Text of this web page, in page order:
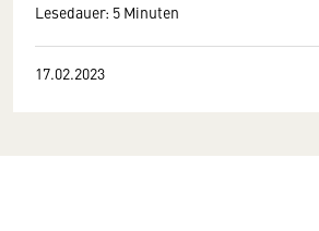
Lesedauer: 5 Minuten
17.02.2023